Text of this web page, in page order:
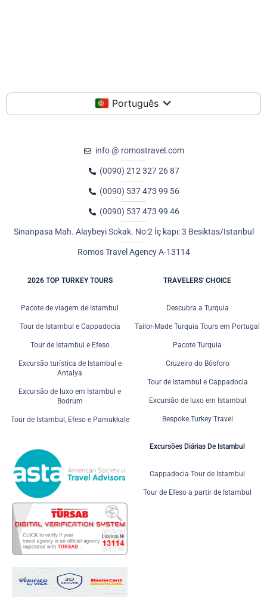
Português
info @ romostravel.com
(0090) 212 327 26 87
(0090) 537 473 99 56
(0090) 537 473 99 46
Sinanpasa Mah. Alaybeyi Sokak. No:2 İç kapı: 3 Besiktas/Istanbul
Romos Travel Agency A-13114
2026 TOP TURKEY TOURS
Pacote de viagem de Istambul
Tour de Istambul e Cappadocia
Tour de Istambul e Efeso
Excursão turística de Istambul e
Antalya
Excursão de luxo em Istambul e
Bodrum
Tour de Istambul, Efeso e Pamukkale
TRAVELERS' CHOICE
Descubra a Turquia
Tailor-Made Turquia Tours em Portugal
Pacote Turquia
Cruzeiro do Bósforo
Tour de Istambul e Cappadocia
Excursão de luxo em Istambul
Bespoke Turkey Travel
Excursões Diárias De Istambul
Cappadocia Tour de Istambul
Tour de Efeso a partir de Istambul